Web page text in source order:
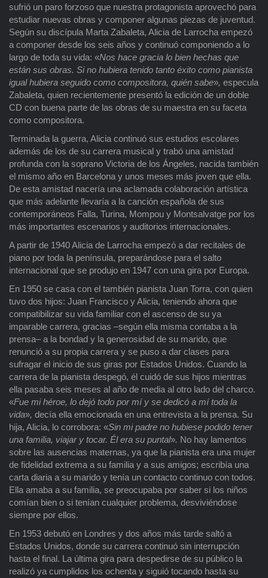
sufrió un paro forzoso que nuestra protagonista aprovechó para
estudiar nuevas obras y componer algunas piezas de juventud.
Según su discípula Marta Zabaleta, Alicia de Larrocha empezó
a componer desde los seis años y continuó componiendo a lo
largo de toda su vida: «Nos hace gracia lo bien hechas que
están sus obras. Si no hubiera tenido tanto éxito como pianista
igual hubiera seguido como compositora, quién sabe», especula
Zabaleta, quien recientemente presentó la edición de un doble
CD con buena parte de las obras de su maestra en su faceta
como compositora.
Terminada la guerra, Alicia continuó sus estudios escolares
además de los de su carrera musical y trabó una amistad
profunda con la soprano Victoria de los Ángeles, nacida también
el mismo año en Barcelona y unos meses más joven que ella.
De esta amistad nacería una aclamada colaboración artística
que más adelante llevaría a la canción española de sus
contemporáneos Falla, Turina, Mompou y Montsalvatge por los
más importantes escenarios y auditorios internacionales.
A partir de 1940 Alicia de Larrocha empezó a dar recitales de
piano por toda la península, preparándose para el salto
internacional que se produjo en 1947 con una gira por Europa.
En 1950 se casa con el también pianista Juan Torra, con quien
tuvo dos hijos: Juan Francisco y Alicia, teniendo ahora que
compatibilizar su vida familiar con el ascenso de su ya
imparable carrera, gracias –según ella misma contaba a la
prensa– a la bondad y la generosidad de su marido, que
renunció a su propia carrera y se puso a dar clases para
sufragar el inicio de sus giras por Estados Unidos. Cuando la
carrera de la pianista despegó, él cuidó de sus hijos mientras
ella pasaba seis meses al año de media al otro lado del charco.
«Fue mi héroe, lo dejó todo por mí y se dedicó a mí toda la
vida», decía ella emocionada en una entrevista a la prensa. Su
hija, Alicia, lo corrobora: «Sin mi padre no hubiese podido tener
una familia, viajar y tocar. Él era su puntal». No hay lamentos
sobre las ausencias maternas, ya que la pianista era una mujer
de fidelidad extrema a su familia y a sus amigos; escribía una
carta diaria a su marido y tenía un contacto continuo con todos.
Ella amaba a su familia, se preocupaba por saber si los niños
comían bien o si tenían cualquier problema, desviviéndose
siempre por ellos.
En 1953 debutó en Londres y dos años más tarde saltó a
Estados Unidos, donde su carrera continuó sin interrupción
hasta el final. La última gira para despedirse de su público la
realizó ya cumplidos los ochenta y siguió tocando hasta su